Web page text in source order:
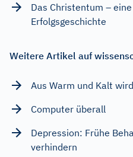
Das Christentum –
Erfolgsgeschichte
Weitere Artikel auf
Aus Warm und Kalt
Computer überall
Depression: Frühe
verhindern